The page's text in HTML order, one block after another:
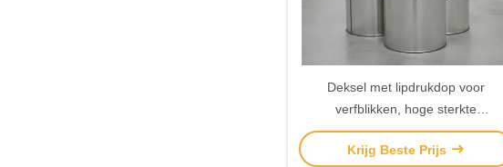
Deksel met lipdrukdop voor
verfblikken, hoge sterkte
blikverpakking, ideaal voor
industriële verfopslag en -distributie
Krijg Beste Prijs